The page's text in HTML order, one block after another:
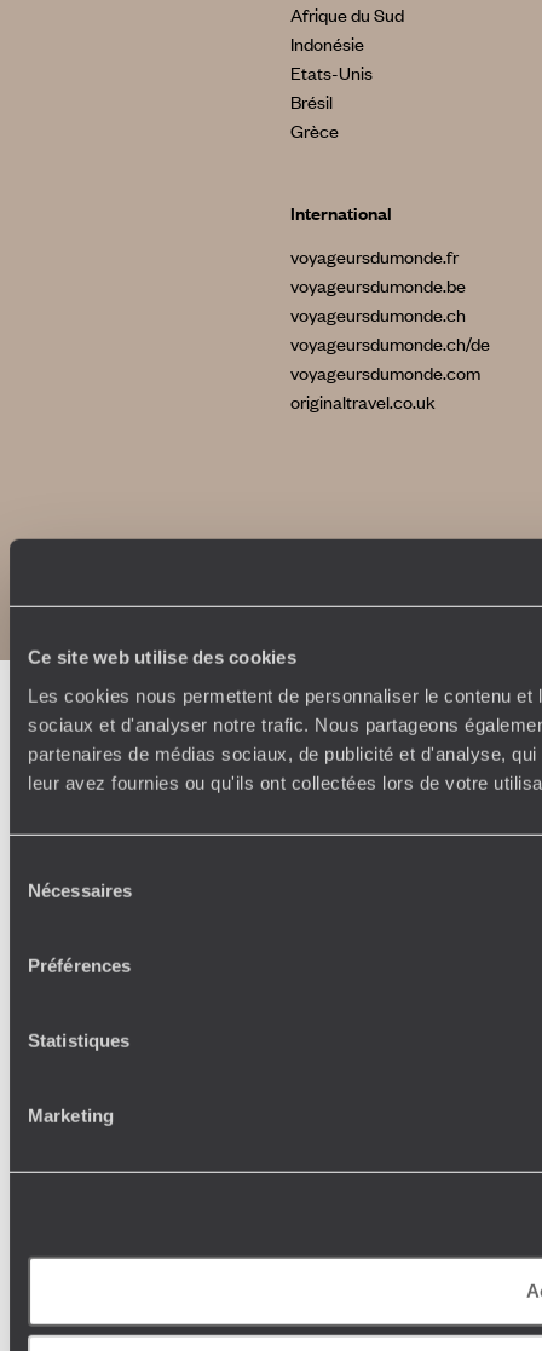
Ce site web utilise des cookies
Les cookies nous permettent de personnaliser le contenu
sociaux et d'analyser notre trafic. Nous partageons
partenaires de médias sociaux, de publicité et d'analyse,
leur avez fournies ou qu'ils ont collectées lors de votre
Nécessaires
Préférences
Statistiques
Marketing
Afrique du Sud
Indonésie
Etats-Unis
Brésil
Grèce
International
voyageursdumonde.fr
voyageursdumonde.be
voyageursdumonde.ch
voyageursdumonde.ch/de
voyageursdumonde.com
originaltravel.co.uk
Notice légale et CGU